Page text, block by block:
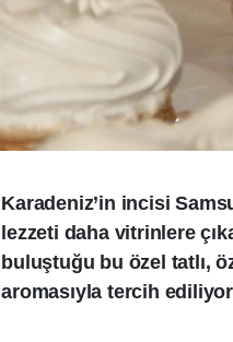
Karadeniz’in incisi
lezzeti daha vitrinlere
buluştuğu bu özel tatlı,
aromasıyla tercih